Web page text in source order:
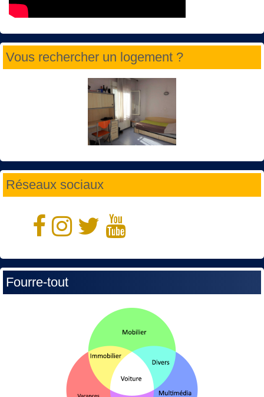
Vous rechercher un logement ?
Réseaux sociaux
Fourre-tout